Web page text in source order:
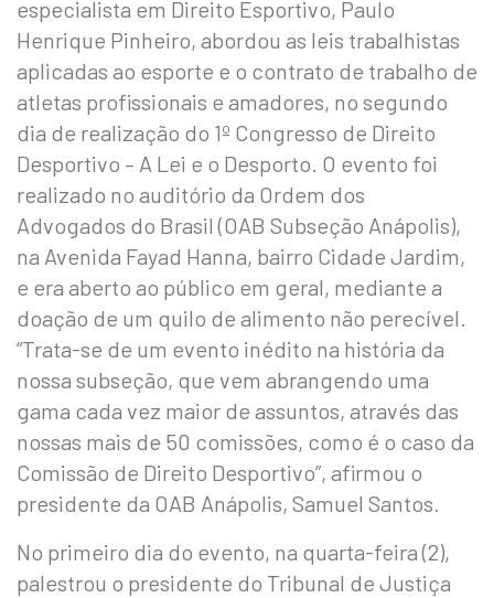
especialista em Direito Esportivo, Paulo
Henrique Pinheiro, abordou as leis trabalhistas
aplicadas ao esporte e o contrato de trabalho de
atletas profissionais e amadores, no segundo
dia de realização do 1º Congresso de Direito
Desportivo – A Lei e o Desporto. O evento foi
realizado no auditório da Ordem dos
Advogados do Brasil (OAB Subseção Anápolis),
na Avenida Fayad Hanna, bairro Cidade Jardim,
e era aberto ao público em geral, mediante a
doação de um quilo de alimento não perecível.
“Trata-se de um evento inédito na história da
nossa subseção, que vem abrangendo uma
gama cada vez maior de assuntos, através das
nossas mais de 50 comissões, como é o caso da
Comissão de Direito Desportivo”, afirmou o
presidente da OAB Anápolis, Samuel Santos.
No primeiro dia do evento, na quarta-feira (2),
palestrou o presidente do Tribunal de Justiça